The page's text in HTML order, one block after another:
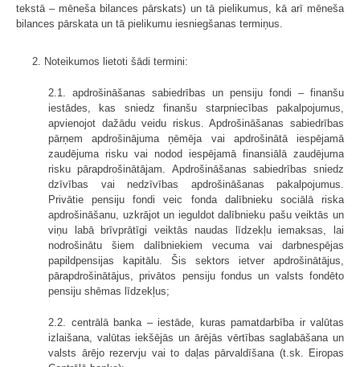
tekstā – mēneša bilances pārskats) un tā pielikumus, kā arī mēneša
bilances pārskata un tā pielikumu iesniegšanas termiņus.
2. Noteikumos lietoti šādi termini:
2.1. apdrošināšanas sabiedrības un pensiju fondi – finanšu
iestādes, kas sniedz finanšu starpniecības pakalpojumus,
apvienojot dažādu veidu riskus. Apdrošināšanas sabiedrības
pārņem apdrošinājuma ņēmēja vai apdrošinātā iespējamā
zaudējuma risku vai nodod iespējamā finansiālā zaudējuma
risku pārapdrošinātājam. Apdrošināšanas sabiedrības sniedz
dzīvības vai nedzīvības apdrošināšanas pakalpojumus.
Privātie pensiju fondi veic fonda dalībnieku sociālā riska
apdrošināšanu, uzkrājot un ieguldot dalībnieku pašu veiktās un
viņu labā brīvprātīgi veiktās naudas līdzekļu iemaksas, lai
nodrošinātu šiem dalībniekiem vecuma vai darbnespējas
papildpensijas kapitālu. Šis sektors ietver apdrošinātājus,
pārapdrošinātājus, privātos pensiju fondus un valsts fondēto
pensiju shēmas līdzekļus;
2.2. centrālā banka – iestāde, kuras pamatdarbība ir valūtas
izlaišana, valūtas iekšējās un ārējās vērtības saglabāšana un
valsts ārējo rezervju vai to daļas pārvaldīšana (t.sk. Eiropas